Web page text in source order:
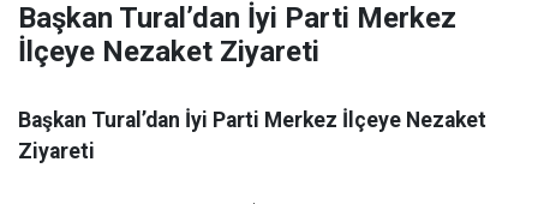
Başkan Tural’dan İyi Parti Merkez
İlçeye Nezaket Ziyareti
Başkan Tural’dan İyi Parti Merkez İlçeye Nezaket
Ziyareti